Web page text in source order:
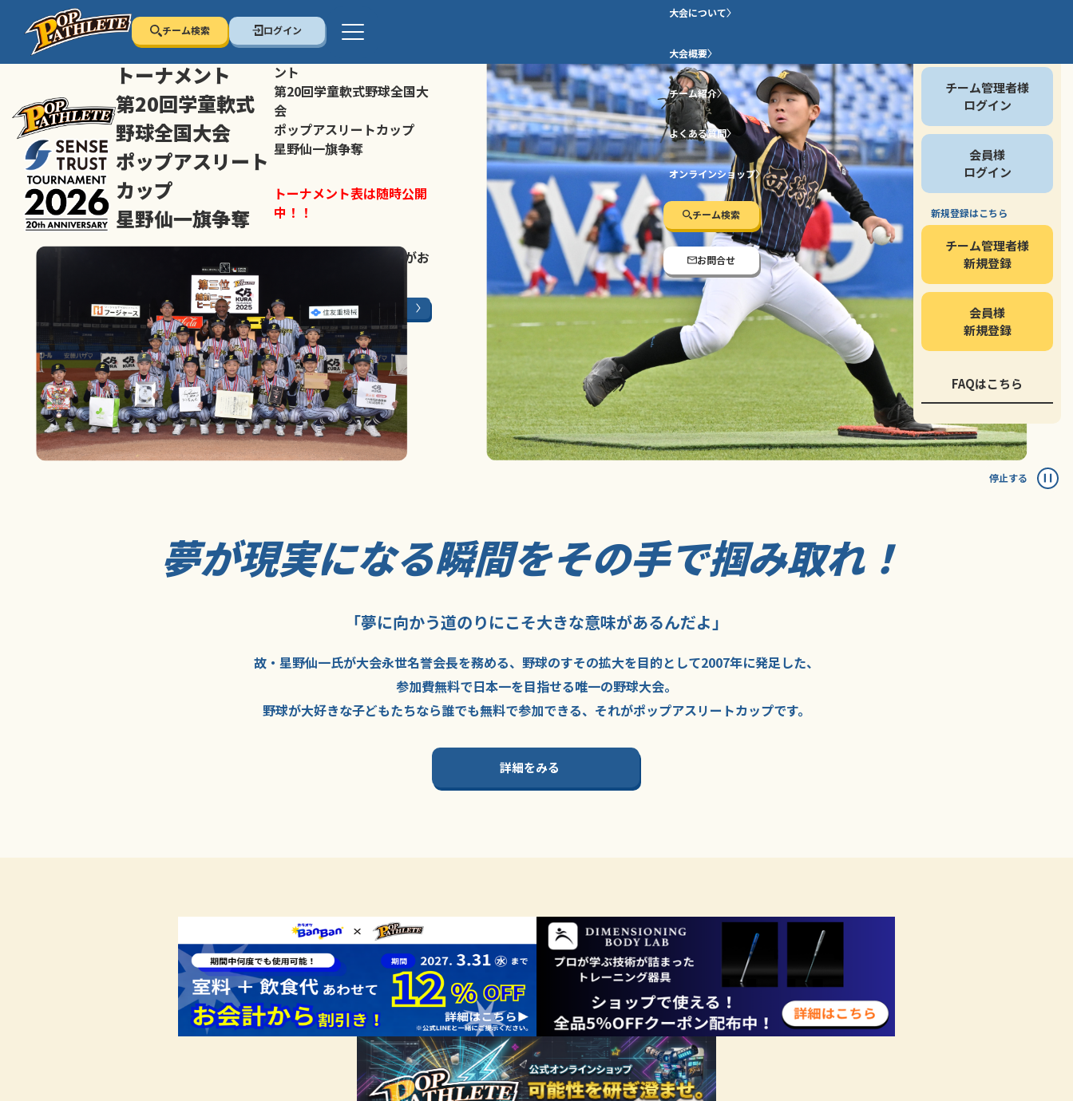
チーム検索 ログイン
大会について
大会概要
チーム紹介
よくある質問
オンラインショップ
チーム検索
お問合せ
停止する
センス・トラスト
トーナメント
第20回学童軟式
野球全国大会
ポップアスリート
カップ
星野仙一旗争奪
トーナメント表は随時公開
センス・トラストトーナメ
ント
第20回学童軟式野球全国大
会
ポップアスリートカップ
星野仙一旗争奪
トーナメント表は随時公開
中！！
がお
大会ページはこちら
チーム管理者様
ログイン
会員様
ログイン
新規登録はこちら
チーム管理者様
新規登録
会員様
新規登録
FAQはこちら
夢が現実になる瞬間をその手で掴み取れ！
「夢に向かう道のりにこそ大きな意味があるんだよ」
故・星野仙一氏が大会永世名誉会長を務める、野球のすその拡大を目的として2007年に発足した、
参加費無料で日本一を目指せる唯一の野球大会。
野球が大好きな子どもたちなら誰でも無料で参加できる、 それがポップアスリートカップです。
詳細をみる